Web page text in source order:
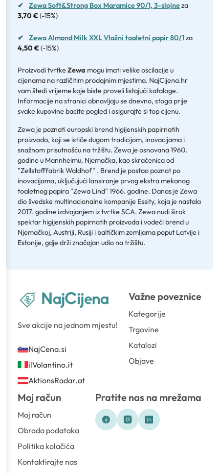
✔ Zewa Soft&Strong Box Maramice 90/1, 3-slojneza
3,70 €(-15%)
✔ Zewa Almond Milk XXL Vlažni toaletni papir 80/1za
4,50 €(-15%)
Proizvodi tvrtkeZewa mogu imati velike oscilacije u
cijenama na različitim prodajnim mjestima. NajCijena.hr
vam štedi vrijeme koje biste proveli listajući kataloge.
Informacije na stranici obnavljaju se dnevno, stoga prije
svake kupovine bacite pogled i osigurajte si top cijenu.
Zewa je poznati europski brend higijenskih papirnatih
proizvoda, koji se ističe dugom tradicijom, inovacijama i
snažnom prisutnošću na tržištu. Zewa je osnovana 1960.
godine u Mannheimu, Njemačka, kao skraćenica od
"Zellstofffabrik Waldhof" . Brend je postao poznat po
inovacijama, uključujući lansiranje prvog ekstra mekanog
toaletnog papira "Zewa Lind" 1966. godine. Danas je Zewa
dio švedske multinacionalne kompanije Essity, koja je nastala
2017. godine izdvajanjem iz tvrtke SCA. Zewa nudi širok
spektar higijenskih papirnatih proizvoda i vodeći brend u
Njemačkoj, Austriji, Rusiji i baltičkim zemljama poput Latvije i
Estonije, gdje drži značajan udio na tržištu.
Sve akcije na jednom mjestu!
NajCena.si
ilVolantino.it
AktionsRadar.at
Važne poveznice
Kategorije
Trgovine
Katalozi
Objave
Moj račun
Moj račun
Obrada podataka
Politika kolačića
Kontaktirajte nas
Pratite nas na mrežama